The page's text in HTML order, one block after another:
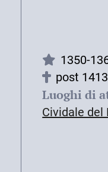
1350-
post 1413
Luoghi di
Cividale del